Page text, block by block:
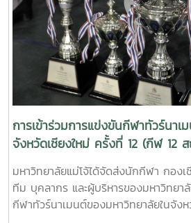
การเข้าร่วมการแข่งขันกีฬาทัวร์นาเ
จังหวัดเชียงใหม่ ครั้งที่ 12 (กีฬ 12
มหาวิทยาลัยแม่โจ้ได้จัดส่งนักกีฬา กองเ
ทีม บุคลากร และผู้บริหารของมหาวิทยา
กีฬาทัวร์นาเมนต์ของมหาวิทยาลัยในจัง